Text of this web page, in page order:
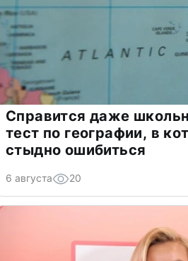
Справится даже
тест по географии, в
стыдно ошибиться
6 августа 20